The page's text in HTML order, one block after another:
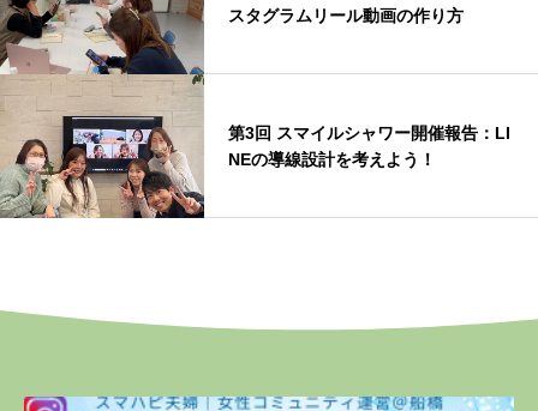
スタグラムリール動画の作り方
第3回 スマイルシャワー開催報告：LI
NEの導線設計を考えよう！